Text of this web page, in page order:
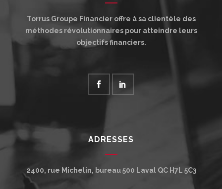
Torrus Groupe Financier offre à sa clientèle des
méthodes révolutionnaires pour atteindre leurs
objectifs financiers.
ADRESSES
2400, rue Michelin, bureau 500 Laval QC H7L 5C3